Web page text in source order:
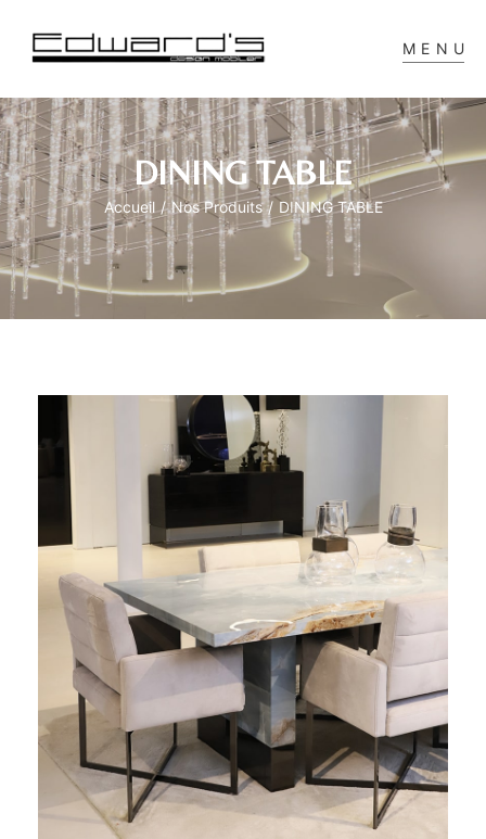
MENU
DINING TABLE
Accueil / Nos Produits / DINING TABLE